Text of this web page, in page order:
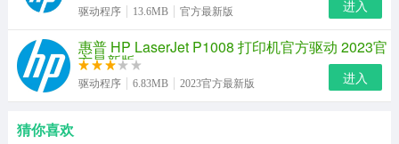
驱动程序 13.6MB 官方最新版 进入
惠普 HP LaserJet P1008 打印机官方驱动 2023官
方最新版
驱动程序 6.83MB 2023官方最新版 进入
猜你喜欢